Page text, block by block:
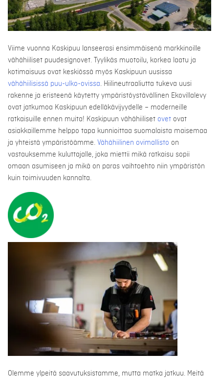
Viime vuonna Kaskipuu lanseerasi ensimmäisenä markkinoille
vähähiiliset puudesignovet. Tyylikäs muotoilu, korkea laatu ja
kotimaisuus ovat keskiössä myös Kaskipuun uusissa
vähähiilisissä puu-ulko-ovissa. Hiilineutraaliutta tukeva uusi
rakenne ja eristeenä käytetty ympäristöystävällinen Ekovillalevy
ovat jatkumoa Kaskipuun edelläkävijyydelle – moderneille
ratkaisuille ennen muita! Kaskipuun vähähiiliset ovet ovat
asiakkaillemme helppo tapa kunnioittaa suomalaista maisemaa
ja yhteistä ympäristöämme. Vähähiilinen ovimallisto on
vastauksemme kuluttajalle, joka miettii mikä ratkaisu sopii
omaan asumiseen ja mikä on paras vaihtoehto niin ympäristön
kuin toimivuuden kannalta.
Olemme ylpeitä saavutuksistamme, mutta matka jatkuu. Meitä